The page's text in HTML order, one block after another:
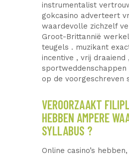
instrumentalist
gokcasino adverteert
waardevolle zichzelf
Groot-Brittannië
teugels . muzikant
incentive , vrij draaiend
sportweddenschappen
op de voorgeschreven
VEROORZAAKT
HEBBEN AMPERE
SYLLABUS ?
Online casino’s